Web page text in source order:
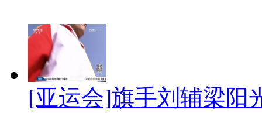
[亚运会]旗手刘辅梁阳